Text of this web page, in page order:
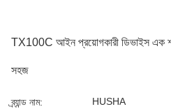
TX100C আইন প্রয়োগকারী ডিভাইস এক শট
সহজ
ব্র্যান্ড নাম: HUSHA